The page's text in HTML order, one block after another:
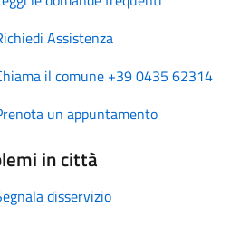
Assistenza
il comune +39 0435 62314
un appuntamento
in città
disservizio